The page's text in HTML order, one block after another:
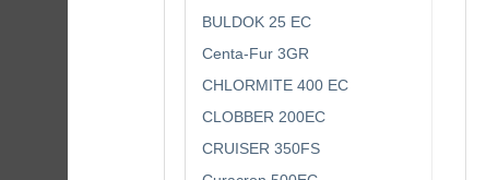
BULDOK 25 EC
Centa-Fur 3GR
CHLORMITE 400 EC
CLOBBER 200EC
CRUISER 350FS